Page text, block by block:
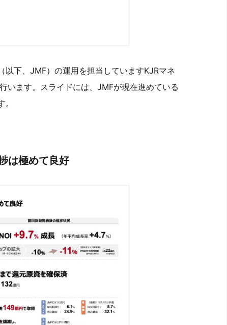
以下、JMF）の運用を担当していますKJRマネ
います。スライドには、JMFが現在進めている
は極めて良好